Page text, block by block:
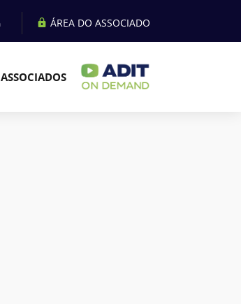
ÁREA DO ASSOCIADO
ASSOCIADOS